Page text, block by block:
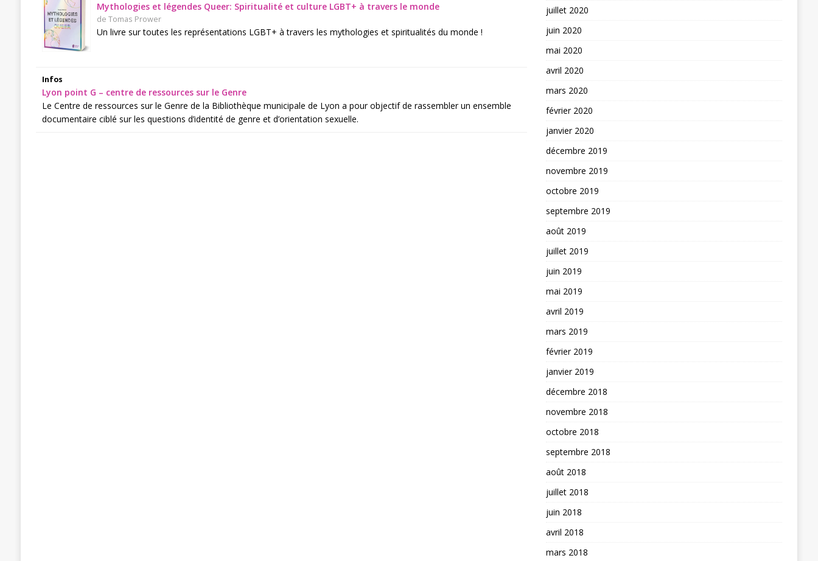
Mythologies et légendes Queer: Spiritualité et culture LGBT+ à travers le monde
de Tomas Prower
Un livre sur toutes les représentations LGBT+ à travers les mythologies et spiritualités du monde !
Infos
Lyon point G – centre de ressources sur le Genre
Le Centre de ressources sur le Genre de la Bibliothèque municipale de Lyon a pour objectif de rassembler un ensemble
documentaire ciblé sur les questions d’identité de genre et d’orientation sexuelle.
juillet 2020
juin 2020
mai 2020
avril 2020
mars 2020
février 2020
janvier 2020
décembre 2019
novembre 2019
octobre 2019
septembre 2019
août 2019
juillet 2019
juin 2019
mai 2019
avril 2019
mars 2019
février 2019
janvier 2019
décembre 2018
novembre 2018
octobre 2018
septembre 2018
août 2018
juillet 2018
juin 2018
avril 2018
mars 2018